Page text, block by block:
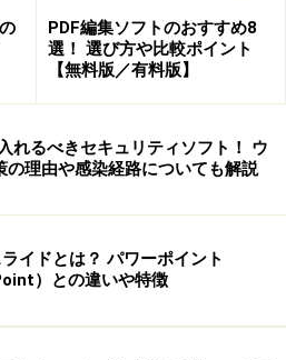
め）。
、ファイルを保存するとき、フ
選ぶだけです。また、ワード
込むこともできます。この場
ドの形式に変換されて読み込
形式で「PDF」を選択すれば、
イルとして保存できます。
PDF編集ソフトのおすすめ8
選！ 選び方や比較ポイント
【無料版／有料版】
れるべきセキュリティソフト！ ウ
の理由や感染経路についても解説
イドとは？ パワーポイント
）との違いや特徴